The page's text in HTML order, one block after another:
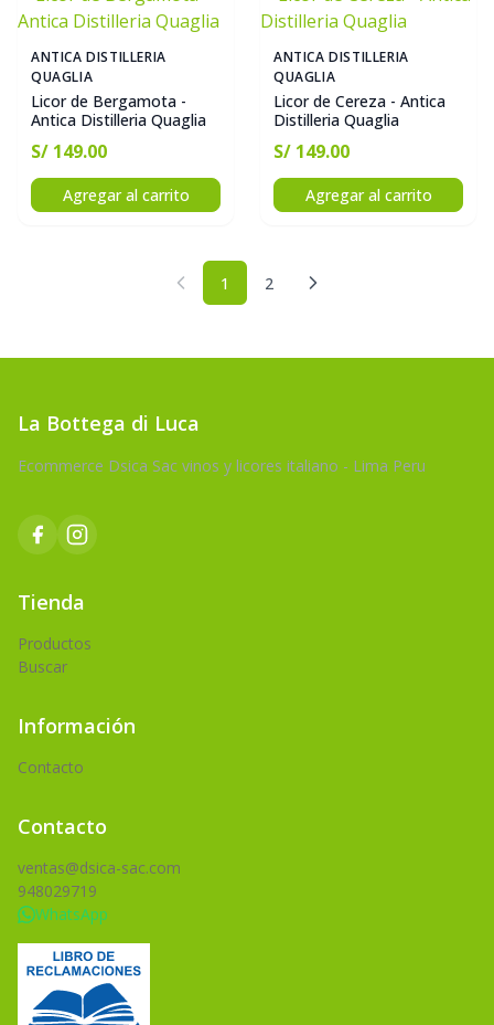
ANTICA DISTILLERIA
QUAGLIA
Licor de Bergamota -
Antica Distilleria Quaglia
S/ 149.00
Agregar al carrito
ANTICA DISTILLERIA
QUAGLIA
Licor de Cereza - Antica
Distilleria Quaglia
S/ 149.00
Agregar al carrito
Anterior
1 2 Siguiente
La Bottega di Luca
Ecommerce Dsica Sac vinos y licores italiano - Lima Peru
Tienda
Productos
Buscar
Información
Contacto
Contacto
ventas@dsica-sac.com
948029719
WhatsApp